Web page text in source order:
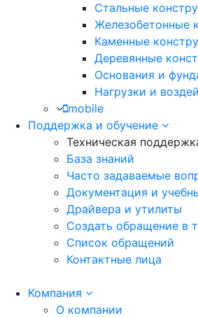
Стальные
Железобетонные
Каменные
Деревянные
Основания и
Нагрузки и
mobile
Поддержка и обучение
Техническая
База знаний
Часто задаваемые
Документация и
Драйвера и утилиты
Создать обращение в
Список обращений
Контактные лица
Компания
О компании